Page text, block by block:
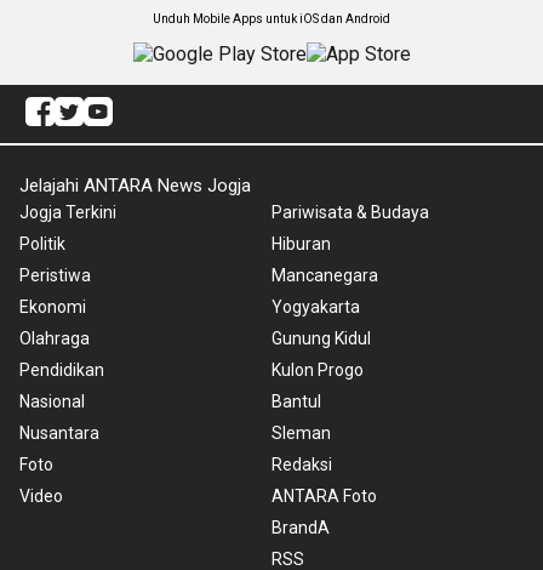
Unduh Mobile Apps untuk iOS dan Android
Jelajahi ANTARA News Jogja
Jogja Terkini
Politik
Peristiwa
Ekonomi
Olahraga
Pendidikan
Nasional
Nusantara
Foto
Video
Pariwisata & Budaya
Hiburan
Mancanegara
Yogyakarta
Gunung Kidul
Kulon Progo
Bantul
Sleman
Redaksi
ANTARA Foto
BrandA
RSS